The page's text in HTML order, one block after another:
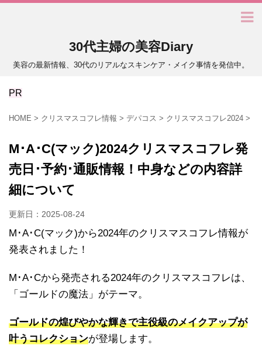
30代主婦の美容Diary
美容の最新情報、30代のリアルなスキンケア・メイク事情を発信中。
PR
HOME > クリスマスコフレ情報 > デパコス > クリスマスコフレ2024 >
M･A･C(マック)2024クリスマスコフレ発
売日･予約･通販情報！中身などの内容詳
細について
更新日： 2025-08-24
M･A･C(マック)から2024年のクリスマスコフレ情報が
発表されました！
M･A･Cから発売される2024年のクリスマスコフレは、
「ゴールドの魔法」がテーマ。
ゴールドの煌びやかな輝きで主役級のメイクアップが
叶うコレクションが登場します。